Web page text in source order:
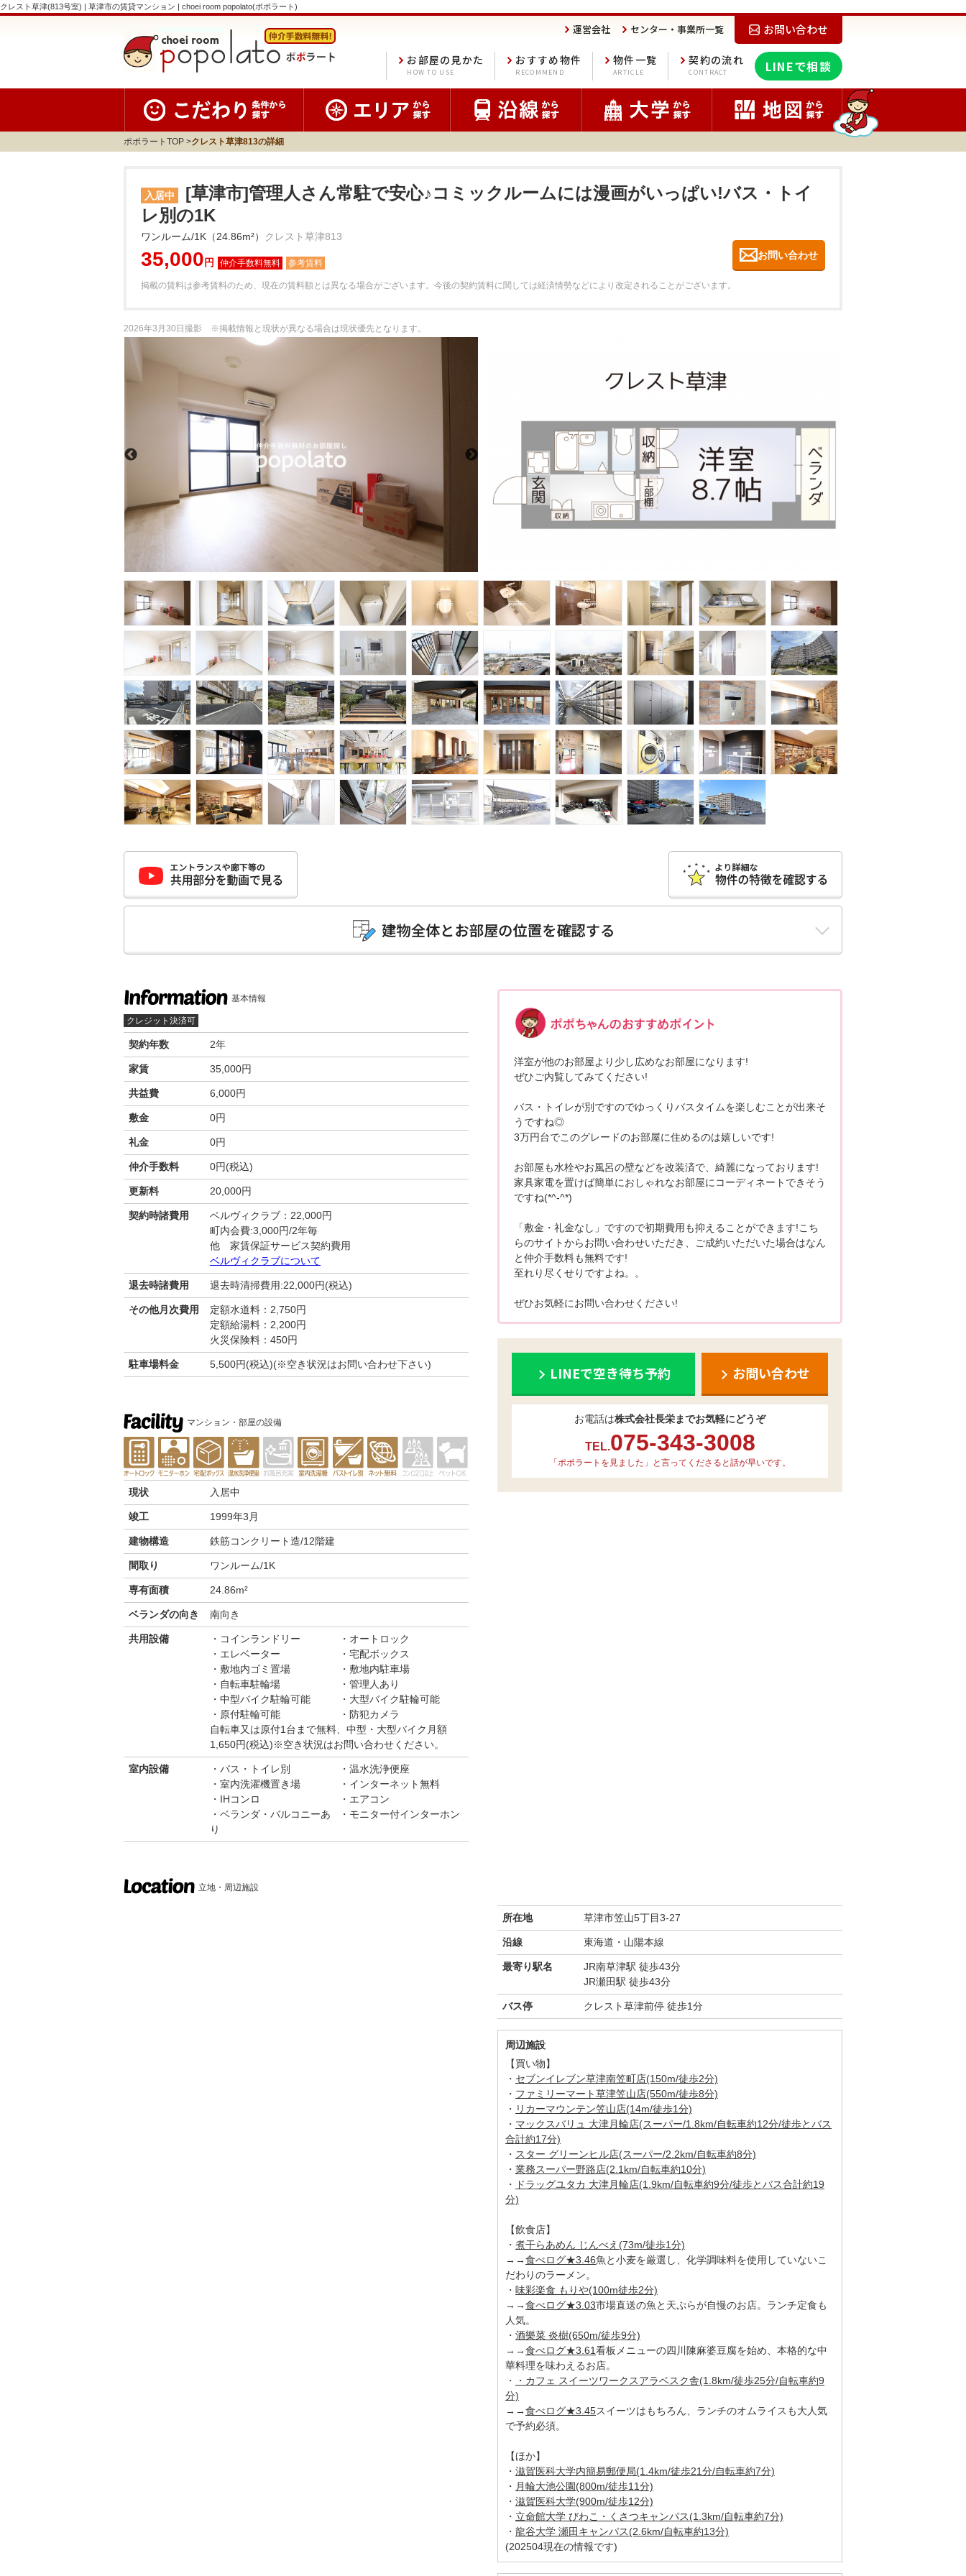
クレスト草津(813号室) | 草津市の賃貸マンション | choei room popolato(ポポラート)
お問い合わせ
センター・事業所一覧
運営会社
LINEで相談
契約の流れ
CONTRACT
物件一覧
ARTICLE
おすすめ物件
RECOMMEND
お部屋の見かた
HOW TO USE
ポポラートTOP クレスト草津813の詳細
入居中
[草津市]管理人さん常駐で安心♪コミックルームには漫画がいっぱい!バス・トイ
レ別の1K
ワンルーム/1K（24.86m²） クレスト草津813
35,000 円 参考賃料
お問い合わせ
掲載の賃料は参考賃料のため、現在の賃料額とは異なる場合がございます。 今後の契約賃料に関しては経済情勢などにより改定されることがございます。
2026年3月30日撮影 ※掲載情報と現状が異なる場合は現状優先となります。
基本情報
クレジット決済可
契約年数 2年
家賃 35,000円
共益費 6,000円
敷金 0円
礼金 0円
仲介手数料 0円(税込)
更新料 20,000円
契約時諸費用
ベルヴィクラブ：22,000円
町内会費:3,000円/2年毎
他 家賃保証サービス契約費用
ベルヴィクラブについて
退去時諸費用 退去時清掃費用:22,000円(税込)
その他月次費用
定額水道料：2,750円
定額給湯料：2,200円
火災保険料：450円
駐車場料金 5,500円(税込)(※空き状況はお問い合わせ下さい)
マンション・部屋の設備
現状 入居中
竣工 1999年3月
建物構造 鉄筋コンクリート造/12階建
間取り ワンルーム/1K
専有面積 24.86m²
ベランダの向き 南向き
共用設備 コインランドリー
オートロック
エレベーター
宅配ボックス
敷地内ゴミ置場
敷地内駐車場
自転車駐輪場
管理人あり
中型バイク駐輪可能
大型バイク駐輪可能
原付駐輪可能
防犯カメラ
自転車又は原付1台まで無料、中型・大型バイク月額
1,650円(税込)※空き状況はお問い合わせください。
室内設備 バス・トイレ別
温水洗浄便座
室内洗濯機置き場
インターネット無料
IHコンロ
エアコン
ベランダ・バルコニーあ
り
モニター付インターホン
洋室が他のお部屋より少し広めなお部屋になります!
ぜひご内覧してみてください!
バス・トイレが別ですのでゆっくりバスタイムを楽しむことが出来そ
うですね◎
3万円台でこのグレードのお部屋に住めるのは嬉しいです!
お部屋も水栓やお風呂の壁などを改装済で、綺麗になっております!
家具家電を置けば簡単におしゃれなお部屋にコーディネートできそう
ですね(*^-^*)
「敷金・礼金なし」ですので初期費用も抑えることができます!こち
らのサイトからお問い合わせいただき、ご成約いただいた場合はなん
と仲介手数料も無料です!
至れり尽くせりですよね。。
ぜひお気軽にお問い合わせください!
LINEで空き待ち予約 お問い合わせ
お電話は株式会社長栄までお気軽にどうぞ
TEL.075-343-3008
「ポポラートを見ました」と言ってくださると話が早いです。
立地・周辺施設
所在地 草津市笠山5丁目3-27
沿線 東海道・山陽本線
最寄り駅名
JR南草津駅 徒歩43分
JR瀬田駅 徒歩43分
バス停 クレスト草津前停 徒歩1分
周辺施設
【買い物】
・ セブンイレブン草津南笠町店(150m/徒歩2分)
・ ファミリーマート草津笠山店(550m/徒歩8分)
・ リカーマウンテン笠山店(14m/徒歩1分)
・ マックスバリュ 大津月輪店(スーパー/1.8km/自転車約12分/徒歩とバス
合計約17分)
・ スター グリーンヒル店(スーパー/2.2km/自転車約8分)
・ 業務スーパー野路店(2.1km/自転車約10分)
・
ドラッグユタカ 大津月輪店(1.9km/自転車約9分/徒歩とバス合計約19
分)
【飲食店】
・ 煮干らあめん じんべえ(73m/徒歩1分)
→→食べログ★3.46魚と小麦を厳選し、化学調味料を使用していないこ
だわりのラーメン。
・ 味彩楽食 もりや(100m徒歩2分)
→→食べログ★3.03市場直送の魚と天ぷらが自慢のお店。ランチ定食も
人気。
・ 酒樂菜 炎樹(650m/徒歩9分)
→→食べログ★3.61看板メニューの四川陳麻婆豆腐を始め、本格的な中
華料理を味わえるお店。
・
・カフェ スイーツワークスアラベスク舎(1.8km/徒歩25分/自転車約9
分)
→→食べログ★3.45スイーツはもちろん、ランチのオムライスも大人気
で予約必須。
【ほか】
・ 滋賀医科大学内簡易郵便局(1.4km/徒歩21分/自転車約7分)
・ 月輪大池公園(800m/徒歩11分)
・ 滋賀医科大学(900m/徒歩12分)
・ 立命館大学 びわこ・くさつキャンパス(1.3km/自転車約7分)
・ 龍谷大学 瀬田キャンパス(2.6km/自転車約13分)
(202504現在の情報です)